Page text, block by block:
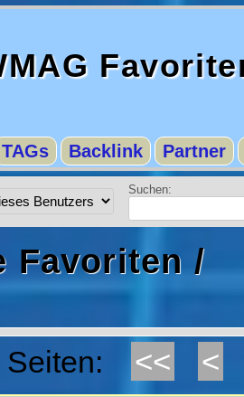
TAGs Backlink Partner
Suchen:
Favoriten /
Seiten: << <